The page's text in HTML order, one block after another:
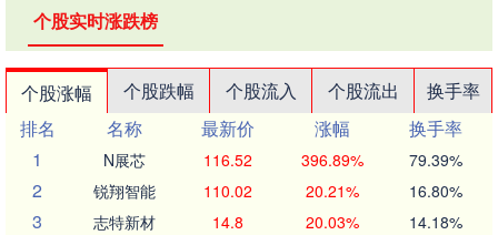
个股实时涨跌榜
个股涨幅 个股跌幅 个股流入 个股流出
换手率
排名
名称 最新价 涨幅
换手率
1
N展芯 116.52 396.89% 79.39%
2 锐翔智能 110.02 20.21% 16.80%
3 志特新材 14.8 20.03% 14.18%